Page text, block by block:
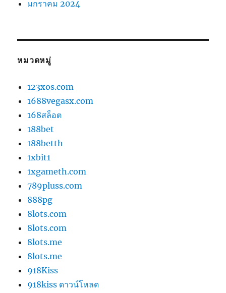
มกราคม 2024
หมวดหมู่
123xos.com
1688vegasx.com
168สล็อต
188bet
188betth
1xbit1
1xgameth.com
789pluss.com
888pg
8lots.com
8lots.com
8lots.me
8lots.me
918Kiss
918kiss ดาวน์โหลด